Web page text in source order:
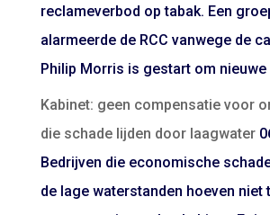
reclameverbod op tabak. Een
alarmeerde de RCC vanwege de
Philip Morris is gestart om nieuwe
Kabinet: geen compensatie voor
die schade lijden door laagwater
Bedrijven die economische
de lage waterstanden hoeven niet